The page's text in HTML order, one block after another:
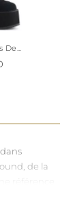
De...
de la